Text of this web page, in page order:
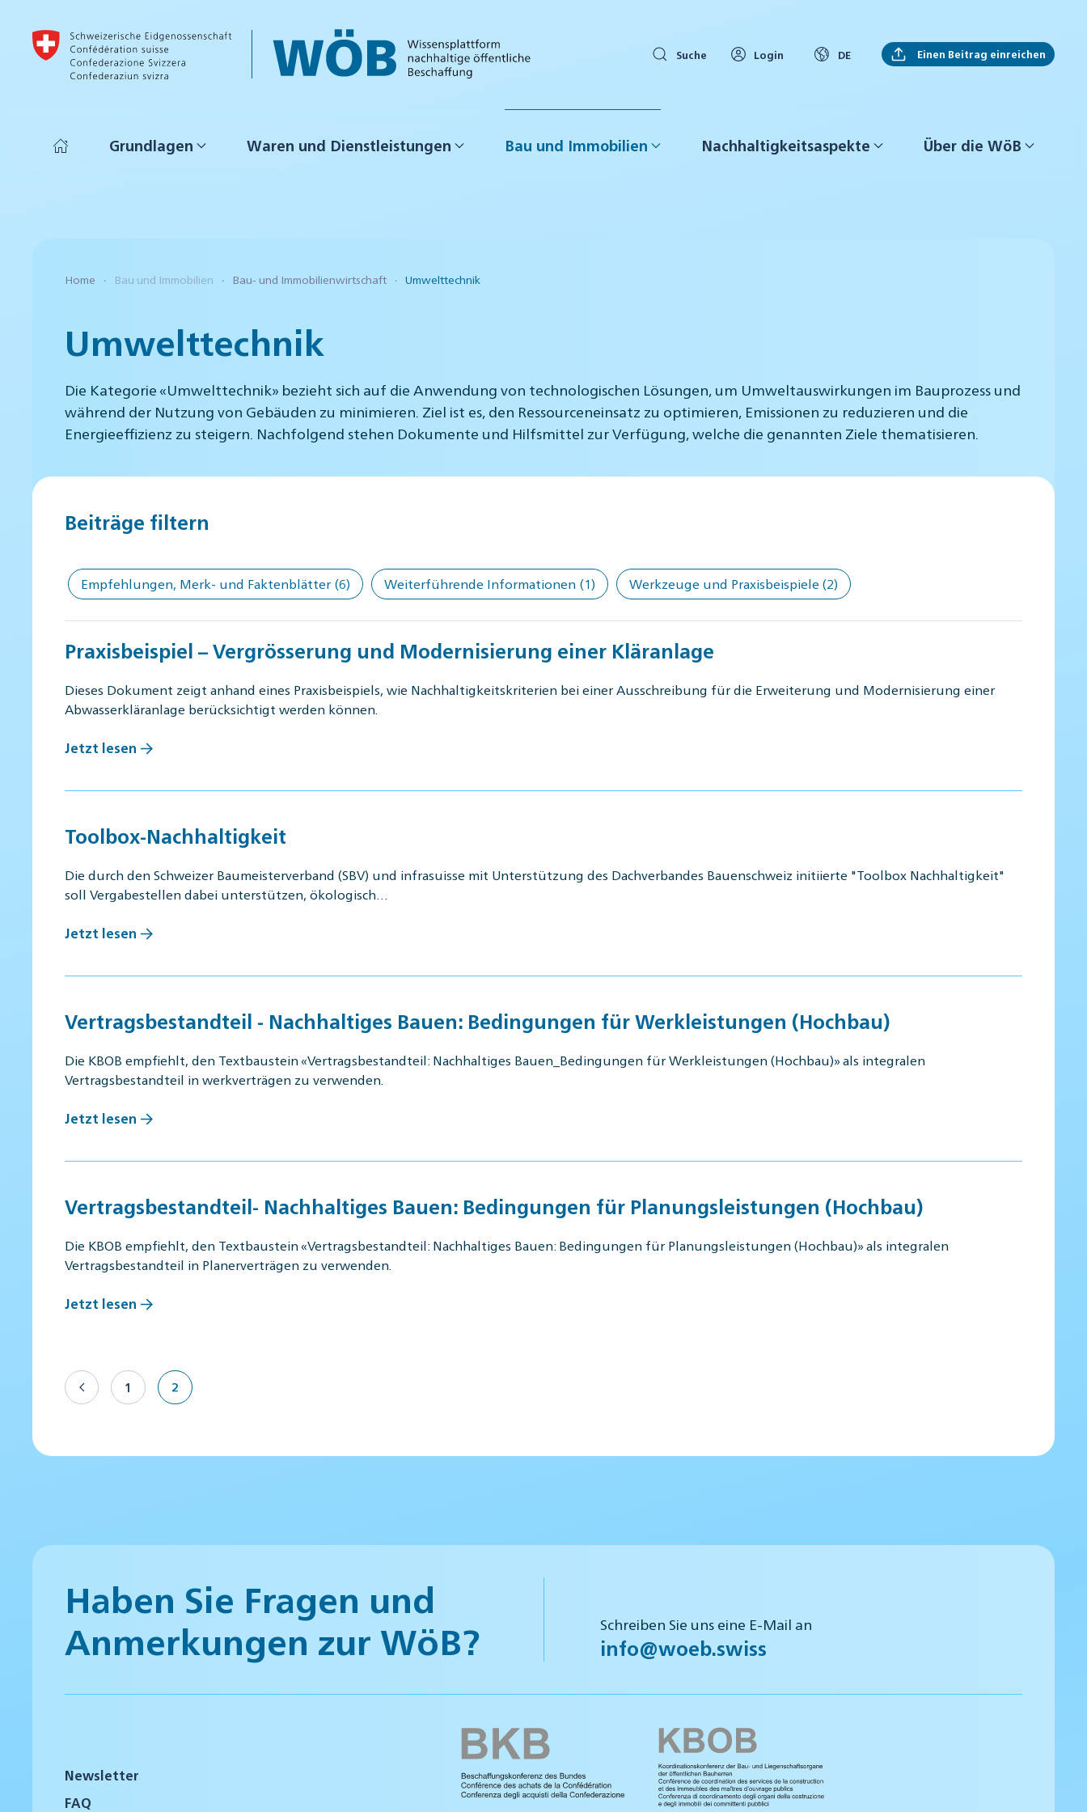
Skip to main content
Suche Login DE Einen Beitrag einreichen
Grundlagen Waren und Dienstleistungen Bau und Immobilien Nachhaltigkeitsaspekte Über die WöB
Home Bau und Immobilien Bau- und Immobilienwirtschaft Umwelttechnik
Umwelttechnik
Die Kategorie «Umwelttechnik» bezieht sich auf die Anwendung von technologischen Lösungen, um Umweltauswirkungen im Bauprozess und
während der Nutzung von Gebäuden zu minimieren. Ziel ist es, den Ressourceneinsatz zu optimieren, Emissionen zu reduzieren und die
Energieeffizienz zu steigern. Nachfolgend stehen Dokumente und Hilfsmittel zur Verfügung, welche die genannten Ziele thematisieren.
Beiträge filtern
Empfehlungen, Merk- und Faktenblätter (6) Weiterführende Informationen (1) Werkzeuge und Praxisbeispiele (2)
Praxisbeispiel – Vergrösserung und Modernisierung einer Kläranlage
Dieses Dokument zeigt anhand eines Praxisbeispiels, wie Nachhaltigkeitskriterien bei einer Ausschreibung für die Erweiterung und Modernisierung einer
Abwasserkläranlage berücksichtigt werden können.
Jetzt lesen
Toolbox-Nachhaltigkeit
Die durch den Schweizer Baumeisterverband (SBV) und infrasuisse mit Unterstützung des Dachverbandes Bauenschweiz initiierte "Toolbox Nachhaltigkeit"
soll Vergabestellen dabei unterstützen, ökologisch…
Jetzt lesen
Vertragsbestandteil - Nachhaltiges Bauen: Bedingungen für Werkleistungen (Hochbau)
Die KBOB empfiehlt, den Textbaustein «Vertragsbestandteil: Nachhaltiges Bauen_Bedingungen für Werkleistungen (Hochbau)» als integralen
Vertragsbestandteil in werkverträgen zu verwenden.
Jetzt lesen
Vertragsbestandteil- Nachhaltiges Bauen: Bedingungen für Planungsleistungen (Hochbau)
Die KBOB empfiehlt, den Textbaustein «Vertragsbestandteil: Nachhaltiges Bauen: Bedingungen für Planungsleistungen (Hochbau)» als integralen
Vertragsbestandteil in Planerverträgen zu verwenden.
Jetzt lesen
1 2
Haben Sie Fragen und
Anmerkungen zur WöB?
Schreiben Sie uns eine E-Mail an
info@woeb.swiss
Newsletter
FAQ